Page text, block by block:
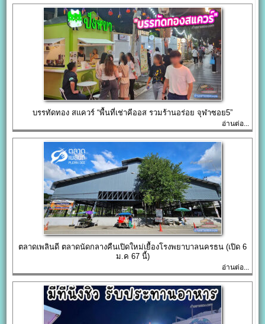
บรรทัดทอง สแควร์ “พื้นที่เช่าคีออส รวมร้านอร่อย จุฬาซอย5”
อ่านต่อ...
ตลาดเพลินดี ตลาดนัดกลางคืนเปิดใหม่เยื้องโรงพยาบาลนครธน (เปิด 6
ม.ค 67 นี้)
อ่านต่อ...